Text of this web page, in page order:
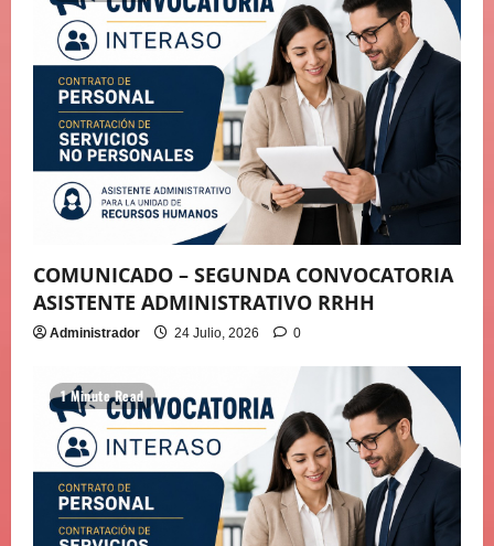
COMUNICADO – SEGUNDA CONVOCATORIA
ASISTENTE ADMINISTRATIVO RRHH
Administrador 24 Julio, 2026 0
1 Minute Read